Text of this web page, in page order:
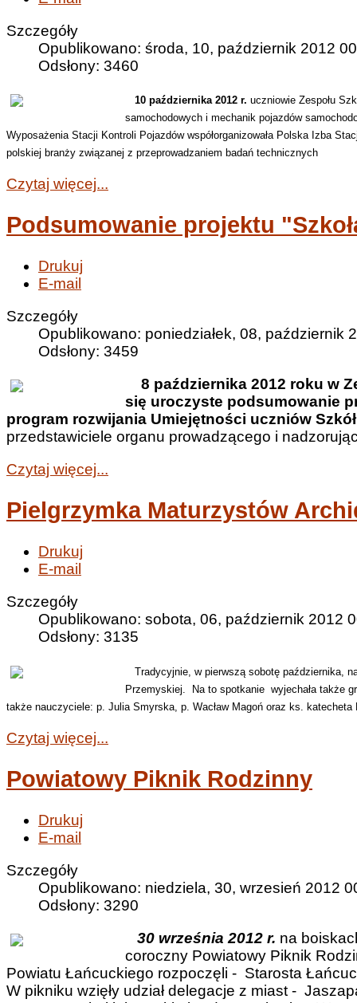
Szczegóły
Opublikowano: środa, 10, październik 2012
Odsłony: 3460
10 października 2012 r. uczniowie Zespołu
samochodowych i mechanik pojazdów
Wyposażenia Stacji Kontroli Pojazdów współorganizowała Polska Izba
polskiej branży związanej z przeprowadzaniem badań technicznych
Czytaj więcej...
Podsumowanie projektu
Drukuj
E-mail
Szczegóły
Opublikowano: poniedziałek, 08, październik
Odsłony: 3459
8 października 2012 roku w
się uroczyste podsumowanie
program rozwijania Umiejętności uczniów
przedstawiciele organu prowadzącego i
Czytaj więcej...
Pielgrzymka Maturzystów
Drukuj
E-mail
Szczegóły
Opublikowano: sobota, 06, październik 2012
Odsłony: 3135
Tradycyjnie, w pierwszą sobotę października,
Przemyskiej. Na to spotkanie wyjechała także
także nauczyciele: p. Julia Smyrska, p. Wacław Magoń oraz ks.
Czytaj więcej...
Powiatowy Piknik Rodzinny
Drukuj
E-mail
Szczegóły
Opublikowano: niedziela, 30, wrzesień 2012
Odsłony: 3290
30 września 2012 r. na
coroczny Powiatowy Piknik
Powiatu Łańcuckiego rozpoczęli - Starosta
W pikniku wzięły udział delegacje z miast -